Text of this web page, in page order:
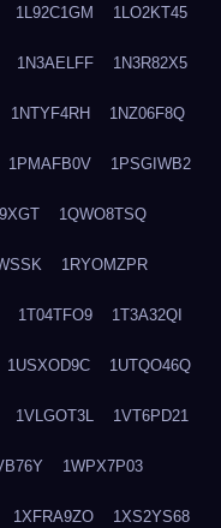
1L92C1GM 1LO2KT45
1N3AELFF 1N3R82X5
1NTYF4RH 1NZ06F8Q
1PMAFB0V 1PSGIWB2
1QWO8TSQ
1RYOMZPR
1T04TFO9 1T3A32QI
1USXOD9C 1UTQO46Q
1VLGOT3L 1VT6PD21
1WPX7P03
1XFRA9ZO 1XS2YS68